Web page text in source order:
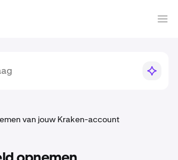
van jouw Kraken-account